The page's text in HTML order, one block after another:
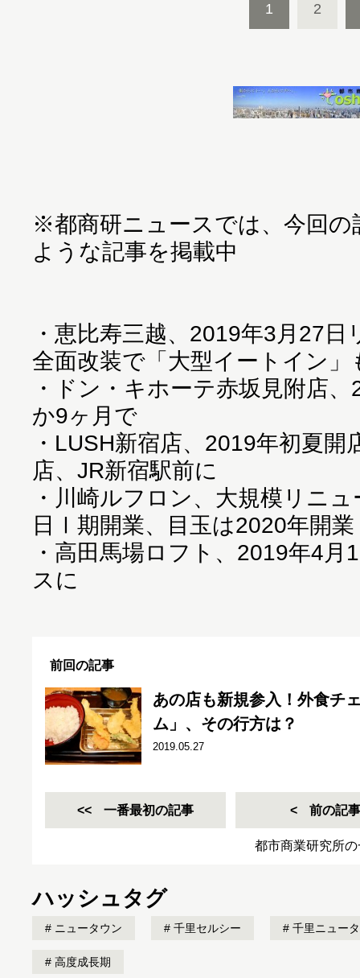
1 2
※都商研ニュースでは、今回の
ような記事を掲載中
・ 恵比寿三越、2019年3月27日
全面改装で「大型イートイン」
・
ドン・キホーテ赤坂見附店
か9ヶ月で
・ LUSH新宿店、2019年初夏開
店、JR新宿駅前に
・ 川崎ルフロン、大規模リニ
日Ⅰ期開業、目玉は2020年開業
・ 高田馬場ロフト、2019年4月
スに
前回の記事
あの店も新規参入！外食チ
ム」、その行方は？
2019.05.27
一番最初の記事 前の記事
都市商業研究所
ハッシュタグ
ニュータウン 千里セルシー 千里ニュー
高度成長期